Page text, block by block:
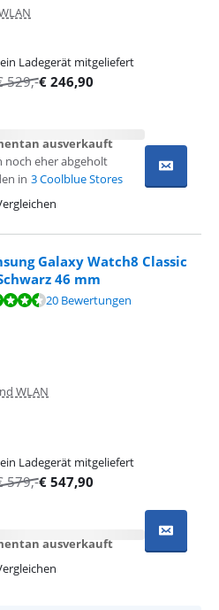
Ladegerät mitgeliefert
529,-€ 246,90
ausverkauft
noch eher abgeholt
in 3 Coolblue Stores
Galaxy Watch8 Classic
46 mm
auf 20 Bewertungen.
20 Bewertungen
WLAN
Ladegerät mitgeliefert
579,-€ 547,90
ausverkauft